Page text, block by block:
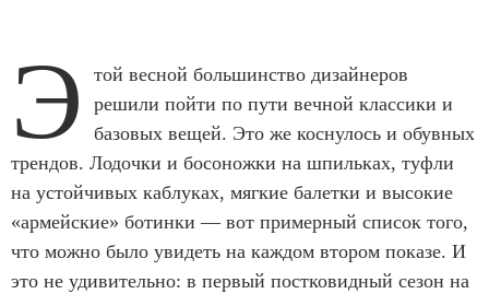
Э
той весной большинство дизайнеров
решили пойти по пути вечной классики и
базовых вещей. Это же коснулось и обувных
трендов. Лодочки и босоножки на шпильках, туфли
на устойчивых каблуках, мягкие балетки и высокие
«армейские» ботинки — вот примерный список того,
что можно было увидеть на каждом втором показе. И
это не удивительно: в первый постковидный сезон на